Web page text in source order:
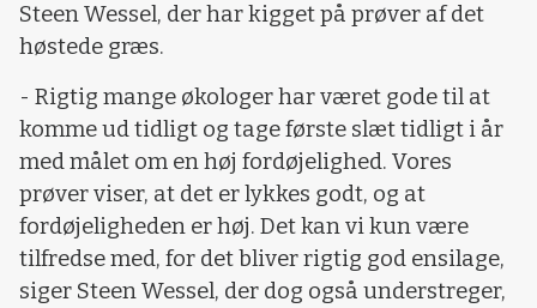
Steen Wessel, der har kigget på prøver af det
høstede græs.
- Rigtig mange økologer har været gode til at
komme ud tidligt og tage første slæt tidligt i år
med målet om en høj fordøjelighed. Vores
prøver viser, at det er lykkes godt, og at
fordøjeligheden er høj. Det kan vi kun være
tilfredse med, for det bliver rigtig god ensilage,
siger Steen Wessel, der dog også understreger,